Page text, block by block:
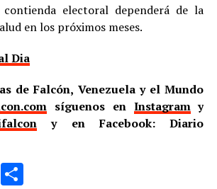
electoral dependerá de la
en los próximos meses.
Dia
de Falcón, Venezuela y el Mundo
síguenos en Instagramy
y en Facebook: Diario
Compartir